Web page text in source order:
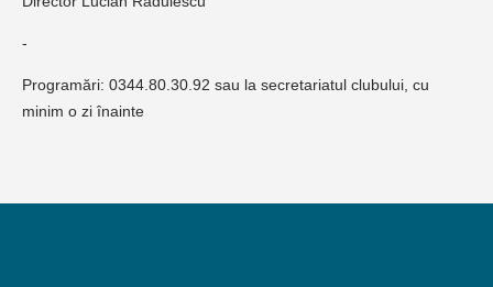
-
Programări: 0344.80.30.92 sau la secretariatul clubului, cu
minim o zi înainte